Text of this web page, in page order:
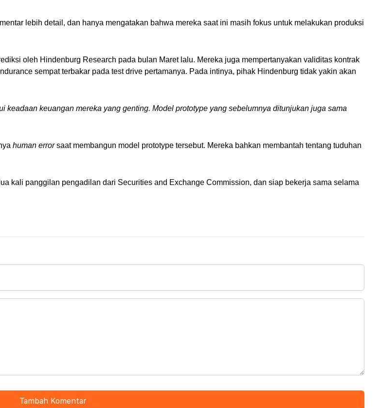
lebih detail, dan hanya mengatakan bahwa mereka saat ini masih fokus untuk melakukan produksi
oleh Hindenburg Research pada bulan Maret lalu. Mereka juga mempertanyakan validitas kontrak
sempat terbakar pada test drive pertamanya. Pada intinya, pihak Hindenburg tidak yakin akan
keuangan mereka yang genting. Model prototype yang sebelumnya ditunjukan juga sama
human error saat membangun model prototype tersebut. Mereka bahkan membantah tentang tuduhan
kali panggilan pengadilan dari Securities and Exchange Commission, dan siap bekerja sama selama
Tambah Komentar